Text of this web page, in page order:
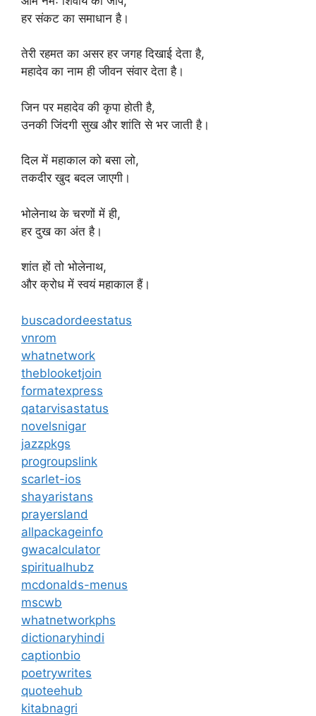
हर संकट का समाधान है।
तेरी रहमत का असर हर जगह दिखाई देता है,
महादेव का नाम ही जीवन संवार देता है।
जिन पर महादेव की कृपा होती है,
उनकी जिंदगी सुख और शांति से भर जाती है।
दिल में महाकाल को बसा लो,
तकदीर खुद बदल जाएगी।
भोलेनाथ के चरणों में ही,
हर दुख का अंत है।
शांत हों तो भोलेनाथ,
और क्रोध में स्वयं महाकाल हैं।
buscadordeestatus
vnrom
whatnetwork
theblooketjoin
formatexpress
qatarvisastatus
novelsnigar
jazzpkgs
progroupslink
scarlet-ios
shayaristans
prayersland
allpackageinfo
gwacalculator
spiritualhubz
mcdonalds-menus
mscwb
whatnetworkphs
dictionaryhindi
captionbio
poetrywrites
quoteehub
kitabnagri